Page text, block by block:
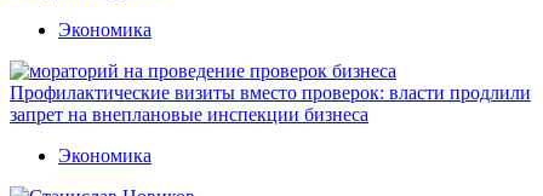
Экономика
Профилактические визиты вместо проверок: власти продлили
запрет на внеплановые инспекции бизнеса
Экономика